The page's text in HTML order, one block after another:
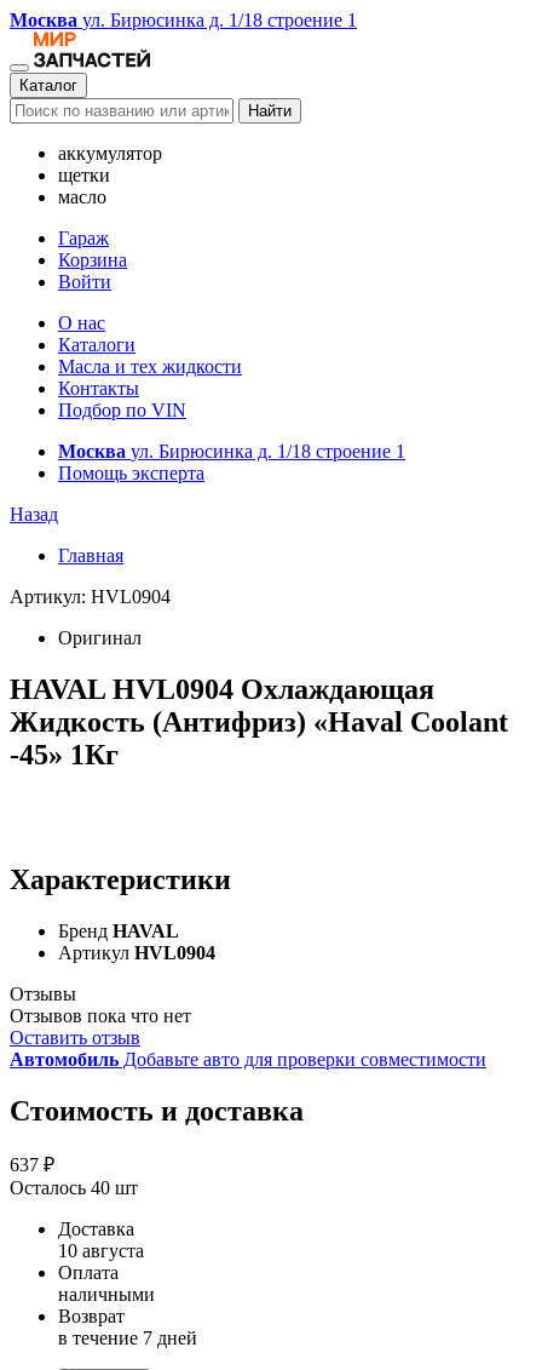
Москва ул. Бирюсинка д. 1/18 строение 1
Каталог
Найти
аккумулятор
щетки
масло
Гараж
Корзина
Войти
О нас
Каталоги
Масла и тех жидкости
Контакты
Подбор по VIN
Москва ул. Бирюсинка д. 1/18 строение 1
Помощь эксперта
Назад
Главная
Артикул: HVL0904
Оригинал
HAVAL HVL0904 Охлаждающая
Жидкость (Антифриз) «Haval Coolant
-45» 1Кг
Характеристики
Бренд HAVAL
Артикул HVL0904
Отзывы
Отзывов пока что нет
Оставить отзыв
Автомобиль Добавьте авто для проверки совместимости
Стоимость и доставка
637 ₽
Осталось 40 шт
Доставка
10 августа
Оплата
наличными
Возврат
в течение 7 дней